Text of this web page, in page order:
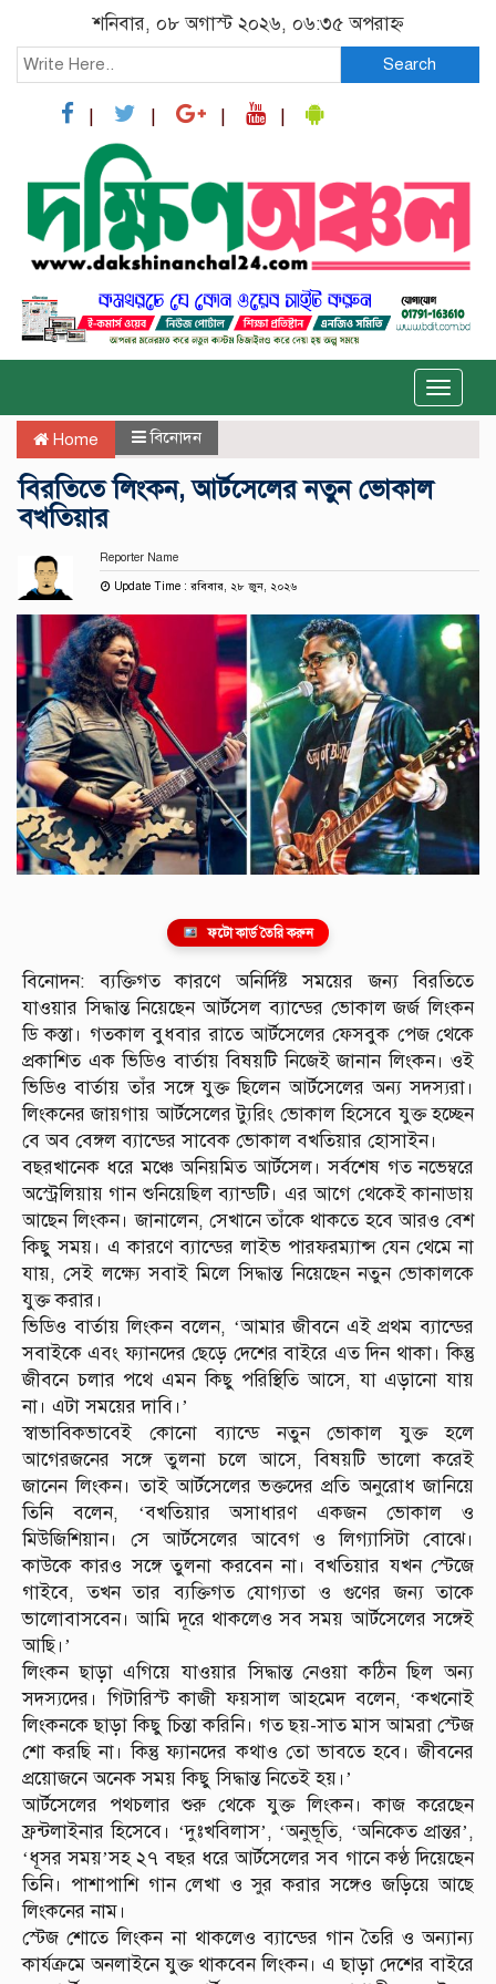
শনিবার, ০৮ অগাস্ট ২০২৬, ০৬:৩৫ অপরাহ্ন
Search
Toggle
Home বিনোদন
বিরতিতে লিংকন, আর্টসেলের নতুন ভোকাল
বখতিয়ার
Reporter Name
Update Time : রবিবার, ২৮ জুন, ২০২৬
ফটো কার্ড তৈরি করুন
বিনোদন: ব্যক্তিগত কারণে অনির্দিষ্ট সময়ের জন্য বিরতিতে
যাওয়ার সিদ্ধান্ত নিয়েছেন আর্টসেল ব্যান্ডের ভোকাল জর্জ লিংকন
ডি কস্তা। গতকাল বুধবার রাতে আর্টসেলের ফেসবুক পেজ থেকে
প্রকাশিত এক ভিডিও বার্তায় বিষয়টি নিজেই জানান লিংকন। ওই
ভিডিও বার্তায় তাঁর সঙ্গে যুক্ত ছিলেন আর্টসেলের অন্য সদস্যরা।
লিংকনের জায়গায় আর্টসেলের ট্যুরিং ভোকাল হিসেবে যুক্ত হচ্ছেন
বে অব বেঙ্গল ব্যান্ডের সাবেক ভোকাল বখতিয়ার হোসাইন।
বছরখানেক ধরে মঞ্চে অনিয়মিত আর্টসেল। সর্বশেষ গত নভেম্বরে
অস্ট্রেলিয়ায় গান শুনিয়েছিল ব্যান্ডটি। এর আগে থেকেই কানাডায়
আছেন লিংকন। জানালেন, সেখানে তাঁকে থাকতে হবে আরও বেশ
কিছু সময়। এ কারণে ব্যান্ডের লাইভ পারফরম্যান্স যেন থেমে না
যায়, সেই লক্ষ্যে সবাই মিলে সিদ্ধান্ত নিয়েছেন নতুন ভোকালকে
যুক্ত করার।
ভিডিও বার্তায় লিংকন বলেন, ‘আমার জীবনে এই প্রথম ব্যান্ডের
সবাইকে এবং ফ্যানদের ছেড়ে দেশের বাইরে এত দিন থাকা। কিন্তু
জীবনে চলার পথে এমন কিছু পরিস্থিতি আসে, যা এড়ানো যায়
না। এটা সময়ের দাবি।’
স্বাভাবিকভাবেই কোনো ব্যান্ডে নতুন ভোকাল যুক্ত হলে
আগেরজনের সঙ্গে তুলনা চলে আসে, বিষয়টি ভালো করেই
জানেন লিংকন। তাই আর্টসেলের ভক্তদের প্রতি অনুরোধ জানিয়ে
তিনি বলেন, ‘বখতিয়ার অসাধারণ একজন ভোকাল ও
মিউজিশিয়ান। সে আর্টসেলের আবেগ ও লিগ্যাসিটা বোঝে।
কাউকে কারও সঙ্গে তুলনা করবেন না। বখতিয়ার যখন স্টেজে
গাইবে, তখন তার ব্যক্তিগত যোগ্যতা ও গুণের জন্য তাকে
ভালোবাসবেন। আমি দূরে থাকলেও সব সময় আর্টসেলের সঙ্গেই
আছি।’
লিংকন ছাড়া এগিয়ে যাওয়ার সিদ্ধান্ত নেওয়া কঠিন ছিল অন্য
সদস্যদের। গিটারিস্ট কাজী ফয়সাল আহমেদ বলেন, ‘কখনোই
লিংকনকে ছাড়া কিছু চিন্তা করিনি। গত ছয়-সাত মাস আমরা স্টেজ
শো করছি না। কিন্তু ফ্যানদের কথাও তো ভাবতে হবে। জীবনের
প্রয়োজনে অনেক সময় কিছু সিদ্ধান্ত নিতেই হয়।’
আর্টসেলের পথচলার শুরু থেকে যুক্ত লিংকন। কাজ করেছেন
ফ্রন্টলাইনার হিসেবে। ‘দুঃখবিলাস’, ‘অনুভূতি, ‘অনিকেত প্রান্তর’,
‘ধূসর সময়’সহ ২৭ বছর ধরে আর্টসেলের সব গানে কণ্ঠ দিয়েছেন
তিনি। পাশাপাশি গান লেখা ও সুর করার সঙ্গেও জড়িয়ে আছে
লিংকনের নাম।
স্টেজ শোতে লিংকন না থাকলেও ব্যান্ডের গান তৈরি ও অন্যান্য
কার্যক্রমে অনলাইনে যুক্ত থাকবেন লিংকন। এ ছাড়া দেশের বাইরে